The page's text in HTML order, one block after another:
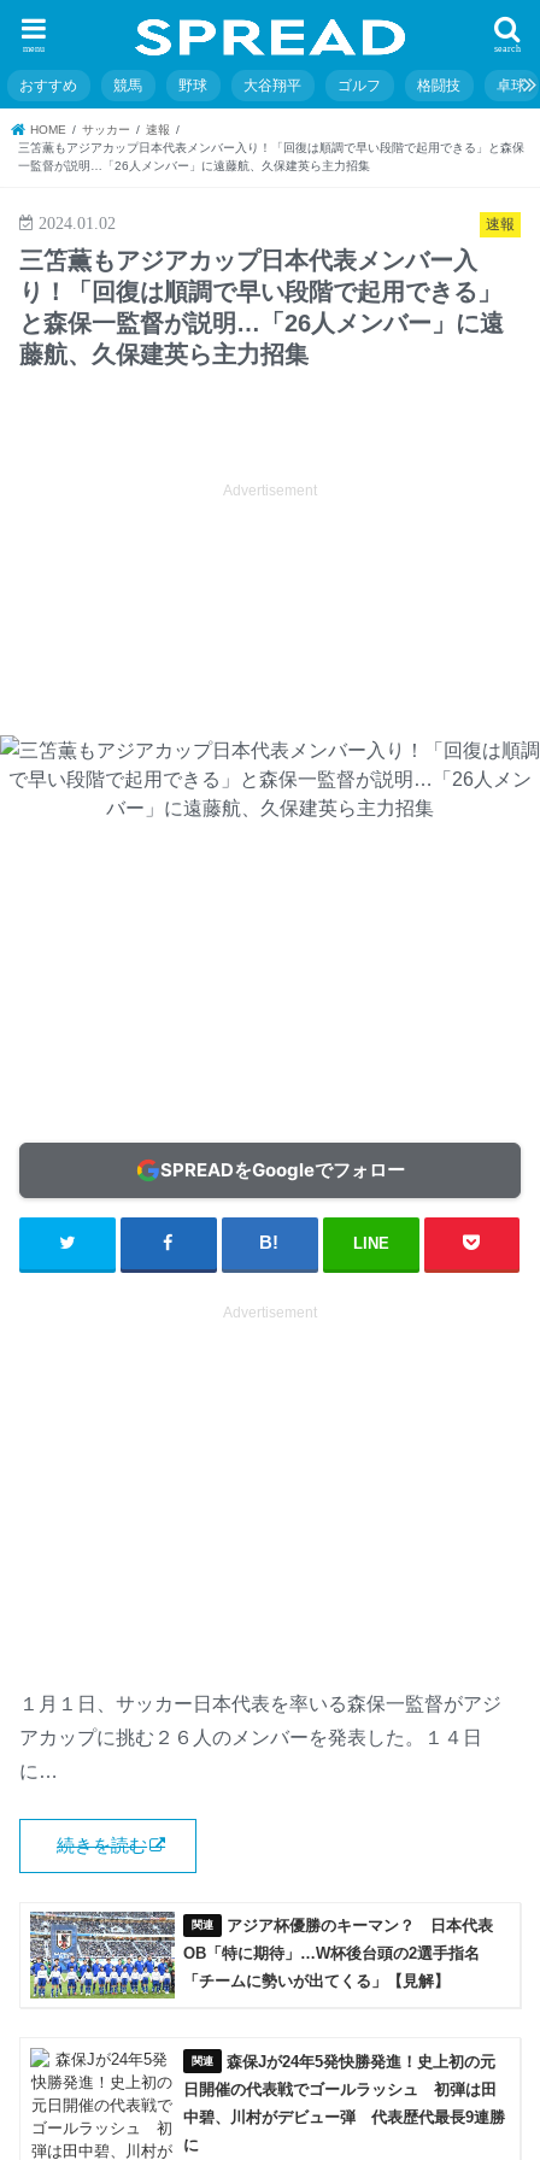
search
menu
おすすめ 競馬 野球 大谷翔平 ゴルフ 格闘技 卓球
HOME サッカー
速報
三笘薫もアジアカップ日本代表メンバー入り！「回復は順調で早い段階で起用できる」と森保
一監督が説明…「26人メンバー」に遠藤航、久保建英ら主力招集
速報
2024.01.02
三笘薫もアジアカップ日本代表メンバー入
り！「回復は順調で早い段階で起用できる」
と森保一監督が説明…「26人メンバー」に遠
藤航、久保建英ら主力招集
Advertisement
SPREADをGoogleでフォロー
LINE
Advertisement
１月１日、サッカー日本代表を率いる森保一監督がアジ
アカップに挑む２６人のメンバーを発表した。１４日
に…
続きを読む
アジア杯優勝のキーマン？ 日本代表
OB「特に期待」…W杯後台頭の2選手指名
「チームに勢いが出てくる」【見解】
森保Jが24年5発快勝発進！史上初の元
日開催の代表戦でゴールラッシュ 初弾は田
中碧、川村がデビュー弾 代表歴代最長9連勝
に